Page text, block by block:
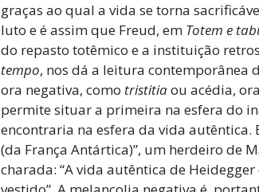
graças ao qual a vida se torna
luto e é assim que Freud, em Totem e
do repasto totêmico e a instituição
tempo, nos dá a leitura contemporânea
ora negativa, como tristitiaou acédia,
permite situar a primeira na esfera do
encontraria na esfera da vida autêntica.
(da França Antártica)”, um herdeiro de
charada: “A vida autêntica de